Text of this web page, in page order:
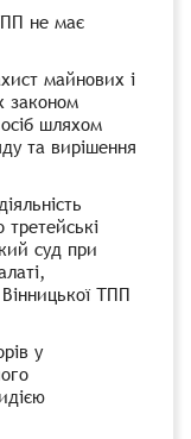
не має
майнових і
законом
шляхом
та вирішення
суд при
ТПП
у